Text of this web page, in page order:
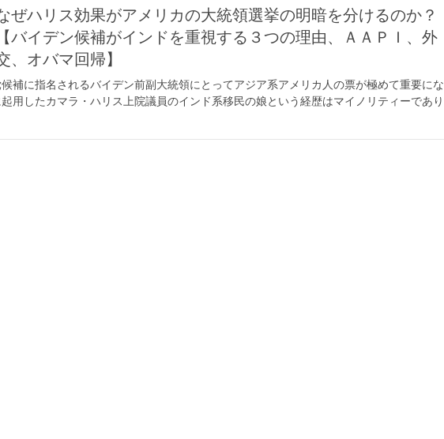
ぜハリス効果がアメリカの大統領選挙の明暗を分けるのか？
【バイデン候補がインドを重視する３つの理由、ＡＡＰＩ、外
、オバマ回帰】
補に指名されるバイデン前副大統領にとってアジア系アメリカ人の票が極めて重要にな
用したカマラ・ハリス上院議員のインド系移民の娘という経歴はマイノリティーであり